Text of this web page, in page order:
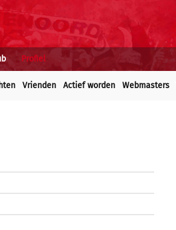
Profiel
Vrienden Actief worden Webmasters